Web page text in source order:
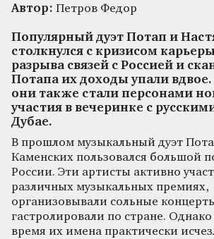
Автор: Петров Федор
Популярный дуэт Потап и
столкнулся с кризисом
разрыва связей с Россией и
Потапа их доходы упали
они также стали персонами
участия в вечеринке с
Дубае.
В прошлом музыкальный дуэт
Каменских пользовался большой
России. Эти артисты активно
различных музыкальных премиях,
организовывали сольные
гастролировали по стране. Однако
время их имена практически